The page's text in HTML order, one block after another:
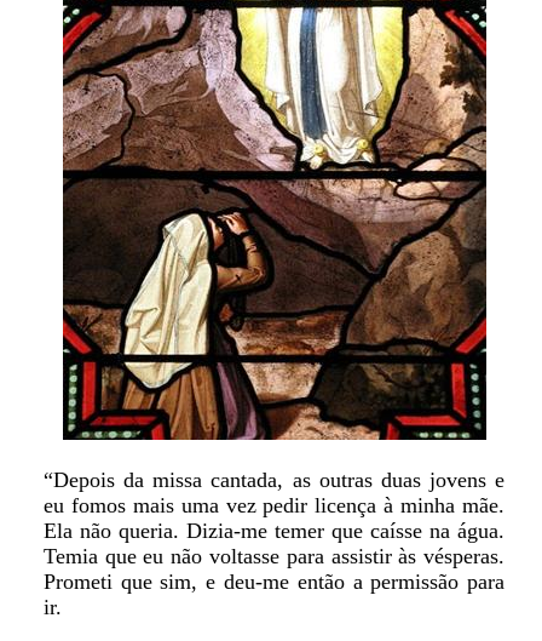
“Depois da missa cantada, as outras duas jovens e
eu fomos mais uma vez pedir licença à minha mãe.
Ela não queria. Dizia-me temer que caísse na água.
Temia que eu não voltasse para assistir às vésperas.
Prometi que sim, e deu-me então a permissão para
ir.